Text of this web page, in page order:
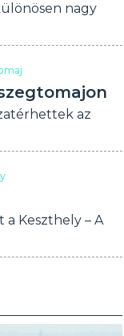
nagy
az
Keszthely – A